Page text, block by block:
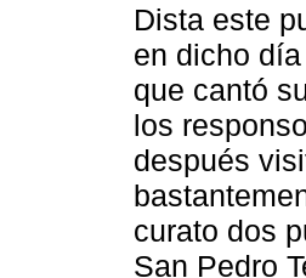
Dista este
en dicho
que cantó
los
después
curato dos
San Pedro